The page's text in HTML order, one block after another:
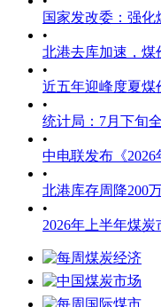
国家发改委：强
•
北港去库加速，煤
•
近五年迎峰度夏煤
•
统计局：7月下旬
•
中电联发布《2026
•
北港库存周降200
•
2026年上半年煤炭